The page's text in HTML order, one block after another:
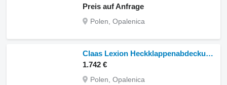
Preis auf Anfrage
Polen, Opalenica
Claas Lexion Heckklappenabdeckung für Claas Lexion Getreideernter
1.742 €
Polen, Opalenica